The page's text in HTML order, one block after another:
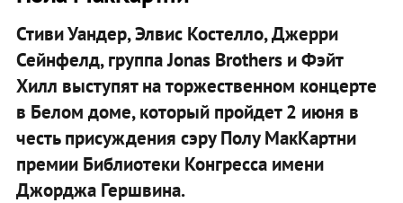
Стиви Уандер, Элвис Костелло, Джерри
Сейнфелд, группа Jonas Brothers и Фэйт
Хилл выступят на торжественном концерте
в Белом доме, который пройдет 2 июня в
честь присуждения сэру Полу МакКартни
премии Библиотеки Конгресса имени
Джорджа Гершвина.